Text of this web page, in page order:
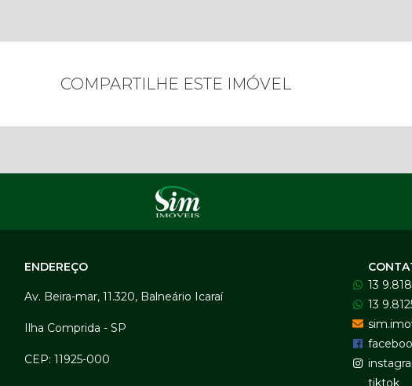
COMPARTILHE ESTE IMÓVEL
ENDEREÇO
Av. Beira-mar, 11.320, Balneário Icaraí
Ilha Comprida - SP
CEP: 11925-000
13
13
tiktok